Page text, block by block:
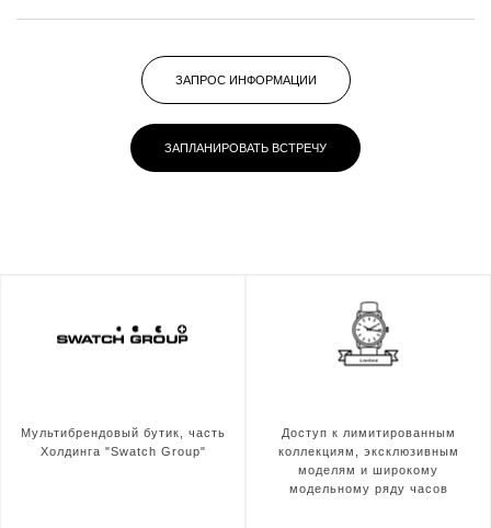
ЗАПРОС ИНФОРМАЦИИ
ЗАПЛАНИРОВАТЬ ВСТРЕЧУ
Мультибрендовый бутик, часть
Холдинга "Swatch Group"
Доступ к лимитированным
коллекциям, эксклюзивным
моделям и широкому
модельному ряду часов